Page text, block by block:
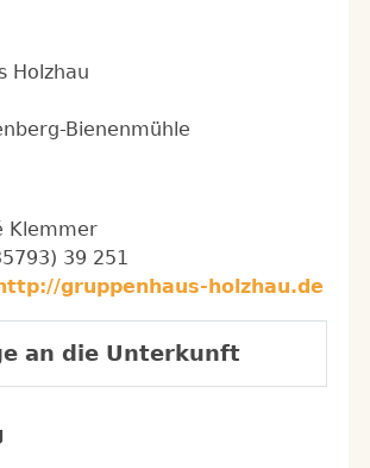
Holzhau
Bienenmühle
Klemmer
39 251
http://gruppenhaus-holzhau.de
an die Unterkunft